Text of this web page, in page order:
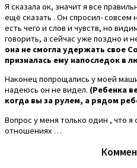
Я сказала ок, значит я все
ещё сказать . Он спросил- совсем
есть чего и слов и чувств, но
говорить, а сейчас уже поздно и
она не смогла удержать свое
призналась ему напоследок в
Наконец попрощались у моей
надеюсь он не видел. (Ребенка
когда вы за рулем, а рядом
Вопрос у меня только один , что я
отношениях …